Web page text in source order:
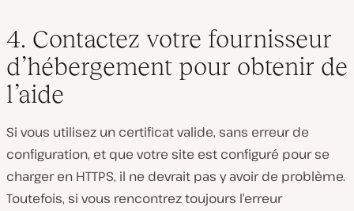
4. Contactez votre fournisseur
d’hébergement pour obtenir de
l’aide
Si vous utilisez un certificat valide, sans erreur de
configuration, et que votre site est configuré pour se
charger en HTTPS, il ne devrait pas y avoir de problème.
Toutefois, si vous rencontrez toujours l’erreur